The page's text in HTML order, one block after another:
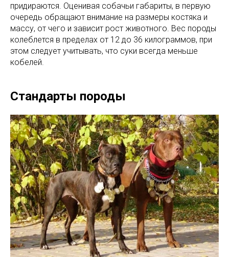
придираются. Оценивая собачьи габариты, в первую
очередь обращают внимание на размеры костяка и
массу, от чего и зависит рост животного. Вес породы
колеблется в пределах от 12 до 36 килограммов, при
этом следует учитывать, что суки всегда меньше
кобелей.
Стандарты породы